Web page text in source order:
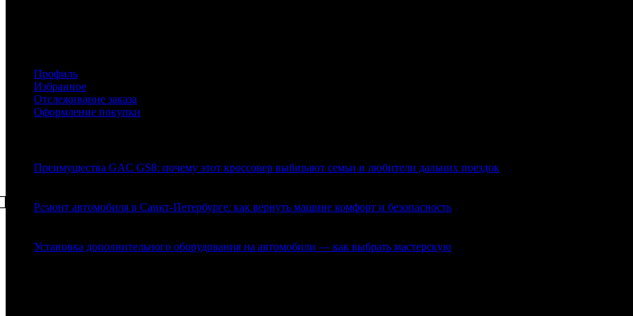
Профиль
Избранное
Отслеживание заказа
Оформление покупки
Преимущества GAC GS8: почему этот кроссовер выбирают семьи и любители дальних поездок
Ремонт автомобиля в Санкт‑Петербурге: как вернуть машине комфорт и безопасность
Установка дополнительного оборудования на автомобили — как выбрать мастерскую